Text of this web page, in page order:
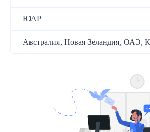
ЮАР
Австралия, Новая Зеландия, ОАЭ,